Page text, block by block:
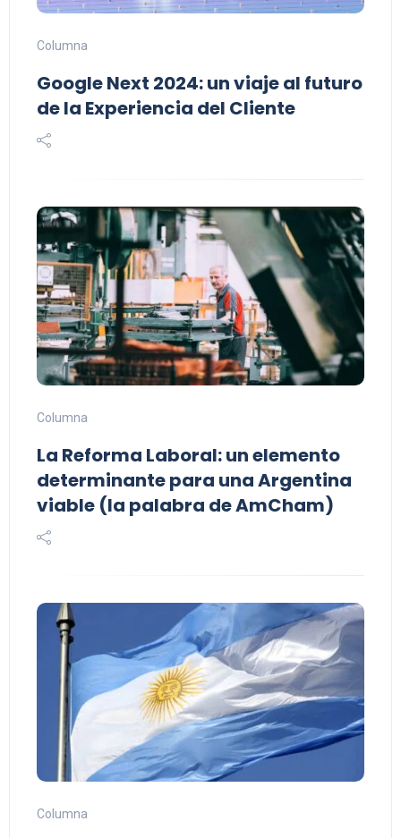
Columna
Google Next 2024: un viaje al futuro
de la Experiencia del Cliente
Columna
La Reforma Laboral: un elemento
determinante para una Argentina
viable (la palabra de AmCham)
Columna